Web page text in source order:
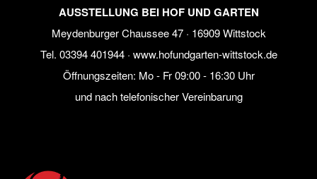
AUSSTELLUNG BEI HOF UND GARTEN
Meydenburger Chaussee 47 · 16909 Wittstock
Tel. 03394 401944· www.hofundgarten-wittstock.de
Öffnungszeiten: Mo - Fr 09:00 - 16:30 Uhr
und nach telefonischer Vereinbarung